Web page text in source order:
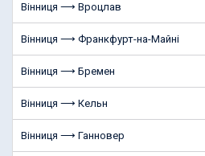
Вінниця ⟶ Вроцлав
Вінниця ⟶ Франкфурт-на-Майні
Вінниця ⟶ Бремен
Вінниця ⟶ Кельн
Вінниця ⟶ Ганновер